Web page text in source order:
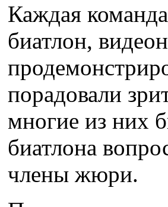
Каждая
биатлон,
порадовали
многие из них
биатлона
члены жюри.